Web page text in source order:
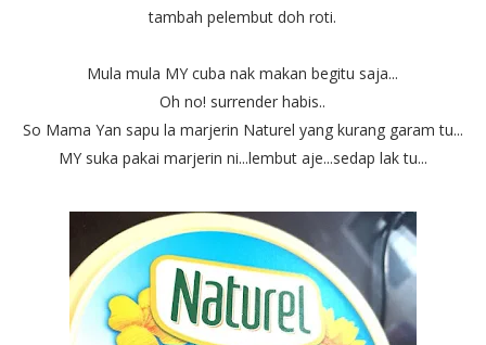
tambah pelembut doh roti.
Mula mula MY cuba nak makan begitu saja...
Oh no! surrender habis..
So Mama Yan sapu la marjerin Naturel yang kurang garam tu...
MY suka pakai marjerin ni...lembut aje...sedap lak tu...